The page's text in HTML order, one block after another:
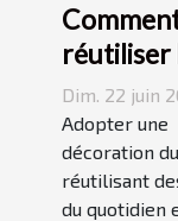
réutiliser
objets du
quotidien
une
durable
Dim. 22 juin
Adopter une
décoration
réutilisant
du quotidien